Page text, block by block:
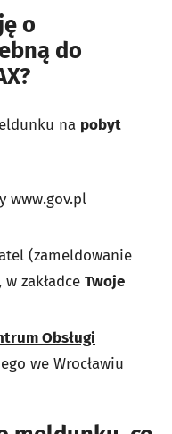
o
do
na pobyt
www.gov.pl
(zameldowanie
zakładce Twoje
Obsługi
we Wrocławiu